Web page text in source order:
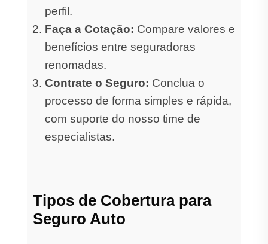
perfil.
Faça a Cotação: Compare valores e
benefícios entre seguradoras
renomadas.
Contrate o Seguro: Conclua o
processo de forma simples e rápida,
com suporte do nosso time de
especialistas.
Tipos de Cobertura para
Seguro Auto